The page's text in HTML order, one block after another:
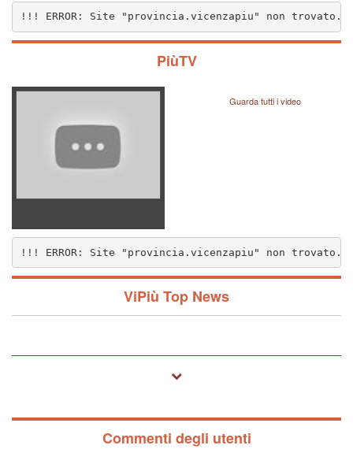
non trovato.. (1572)
!!! ERROR: Site "provincia.vicenzapiu" non trovato..
PiùTV
Guarda tutti i video
!!! ERROR: Site "provincia.vicenzapiu" non trovato..
ViPiù Top News
Commenti degli utenti